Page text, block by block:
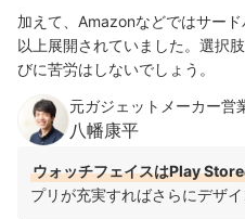
加えて、Amazonなどではサー
以上展開されていました。選択
びに苦労はしないでしょう。
元ガジェットメーカー営
八幡康平
ウォッチフェイスはPlay
プリが充実すればさらにデザイ